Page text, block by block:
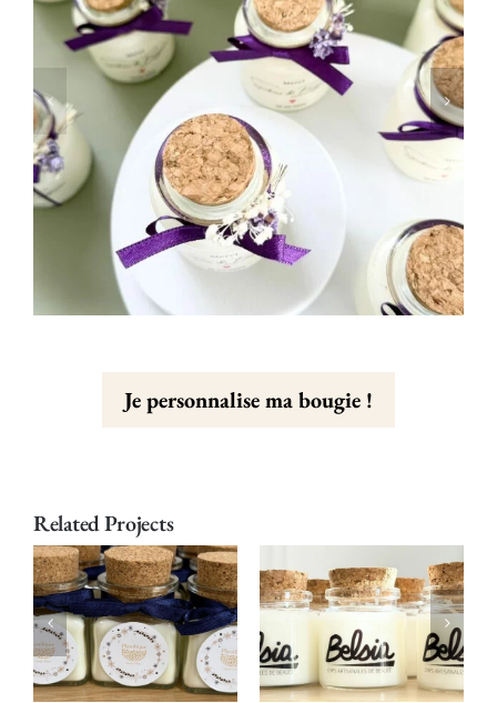
Je personnalise ma bougie !
Related Projects